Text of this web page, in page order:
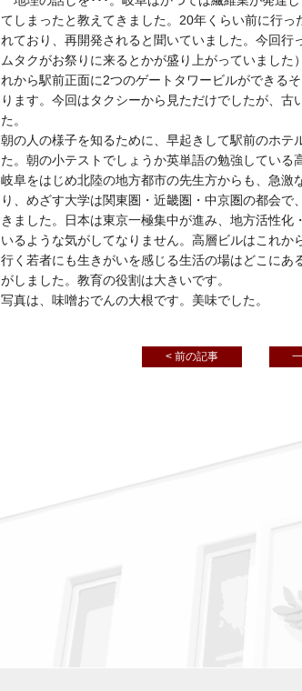
てしまったと教えてきました。20年くらい前に行
れており、再開発されると聞いていました。今回
ムタクがお祭りに来るとかが盛り上がっていまし
れから駅前正面に2つのゲートタワービルができる
ります。今回はタクシーから見ただけでしたが、
た。
朝の人の様子を知るために、早起きして駅前のホ
た。朝の小テストでしょうか英単語の勉強している
岐阜をはじめ北陸の地方都市の先生方からも、急
り、めざす大学は関東圏・近畿圏・中京圏の都会
きました。日本は東京一極集中が進み、地方活性
いるような気がしてなりません。高層ビルはこれ
行く若者にも生きがいを感じる生活の場はどこに
がしました。教育の役割は大きいです。
写真は、味噌おでんの大根です。美味でした。
< 前の記事